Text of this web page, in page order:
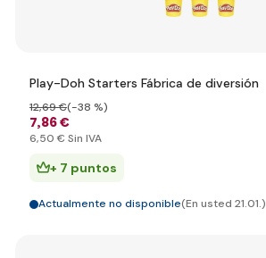
Play-Doh Starters Fábrica de diversión
7,86 €
12,69 €(-38 %)
6,50 € Sin IVA
+ 7 puntos
Actualmente no disponible(En usted 21.01.)